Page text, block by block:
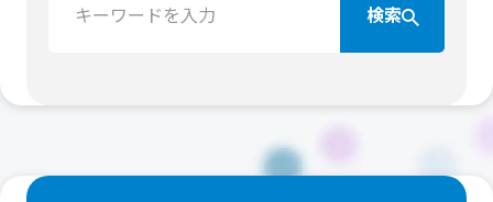
索：
検索